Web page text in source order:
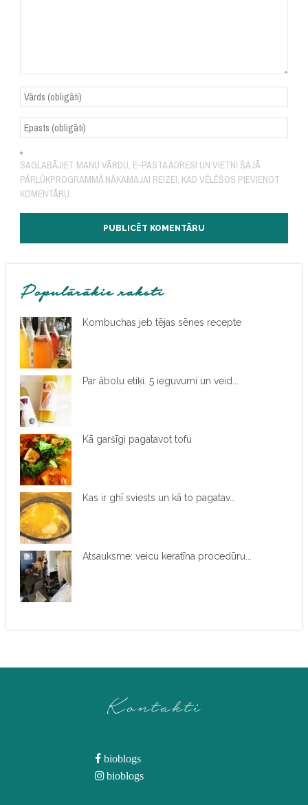
SAGLABĀJIET MANU VĀRDU, E-PASTA ADRESI UN VIETNI ŠAJĀ
PĀRLŪKPROGRAMMĀ NĀKAMAJAI REIZEI, KAD VĒLĒŠOS PIEVIENOT
KOMENTĀRU.
Populārākie raksti
Kombuchas jeb tējas sēnes recepte
Par ābolu etiķi. 5 ieguvumi un veid...
Kā garšīgi pagatavot tofu
Kas ir ghī sviests un kā to pagatav...
Atsauksme: veicu keratīna procedūru...
Kontakti
bioblogs
bioblogs